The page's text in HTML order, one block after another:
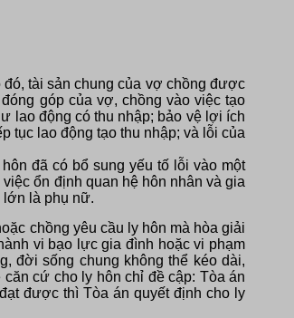
tài sản chung của vợ chồng được
góp của vợ, chồng vào việc tạo
lao động có thu nhập; bảo vệ lợi ích
tục lao động tạo thu nhập; và lỗi của
đã có bổ sung yếu tố lỗi vào một
ổn định quan hệ hôn nhân và gia
lớn là phụ nữ.
chồng yêu cầu ly hôn mà hòa giải
vi bạo lực gia đình hoặc vi phạm
đời sống chung không thể kéo dài,
cứ cho ly hôn chỉ đề cập: Tòa án
được thì Tòa án quyết định cho ly